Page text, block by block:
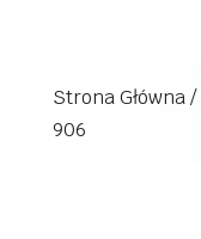
Strona Główna/
906